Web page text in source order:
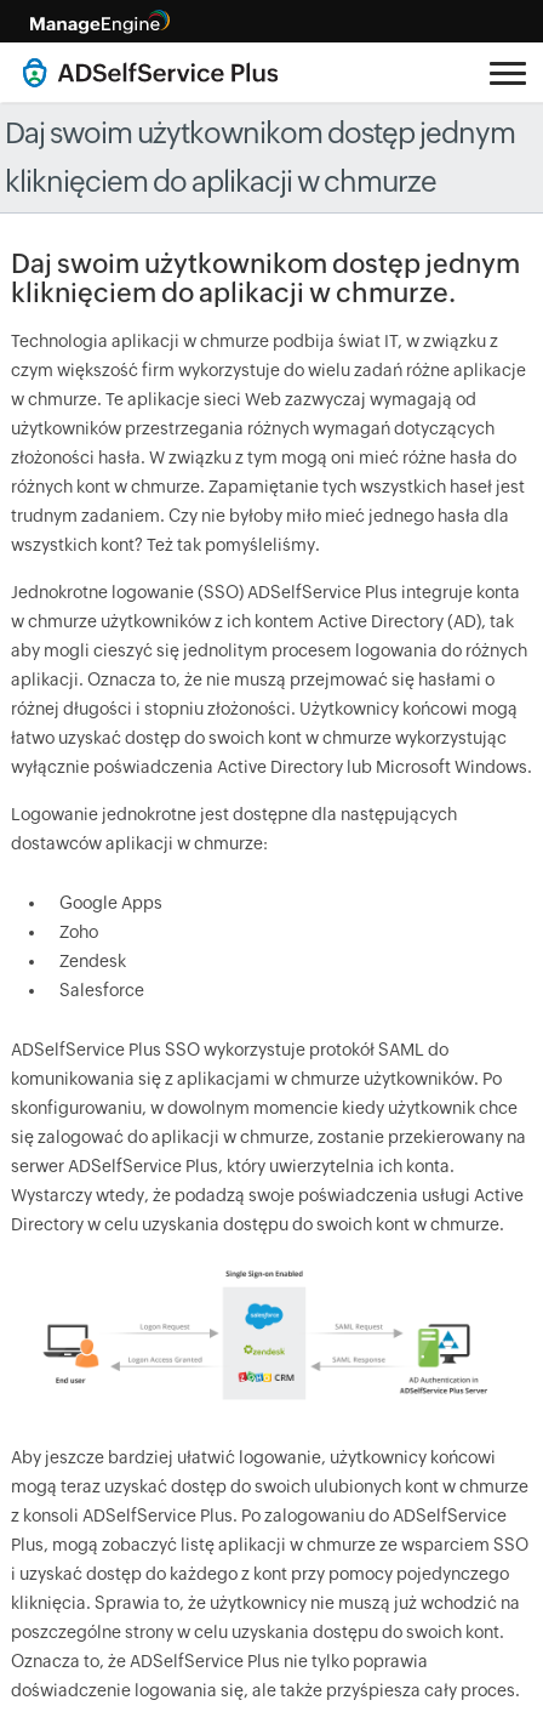
Daj swoim użytkownikom dostęp jednym
kliknięciem do aplikacji w chmurze
Daj swoim użytkownikom dostęp jednym
kliknięciem do aplikacji w chmurze.
Technologia aplikacji w chmurze podbija świat IT, w związku z
czym większość firm wykorzystuje do wielu zadań różne aplikacje
w chmurze. Te aplikacje sieci Web zazwyczaj wymagają od
użytkowników przestrzegania różnych wymagań dotyczących
złożoności hasła. W związku z tym mogą oni mieć różne hasła do
różnych kont w chmurze. Zapamiętanie tych wszystkich haseł jest
trudnym zadaniem. Czy nie byłoby miło mieć jednego hasła dla
wszystkich kont? Też tak pomyśleliśmy.
Jednokrotne logowanie (SSO) ADSelfService Plus integruje konta
w chmurze użytkowników z ich kontem Active Directory (AD), tak
aby mogli cieszyć się jednolitym procesem logowania do różnych
aplikacji. Oznacza to, że nie muszą przejmować się hasłami o
różnej długości i stopniu złożoności. Użytkownicy końcowi mogą
łatwo uzyskać dostęp do swoich kont w chmurze wykorzystując
wyłącznie poświadczenia Active Directory lub Microsoft Windows.
Logowanie jednokrotne jest dostępne dla następujących
dostawców aplikacji w chmurze:
Google Apps
Zoho
Zendesk
Salesforce
ADSelfService Plus SSO wykorzystuje protokół SAML do
komunikowania się z aplikacjami w chmurze użytkowników. Po
skonfigurowaniu, w dowolnym momencie kiedy użytkownik chce
się zalogować do aplikacji w chmurze, zostanie przekierowany na
serwer ADSelfService Plus, który uwierzytelnia ich konta.
Wystarczy wtedy, że podadzą swoje poświadczenia usługi Active
Directory w celu uzyskania dostępu do swoich kont w chmurze.
Aby jeszcze bardziej ułatwić logowanie, użytkownicy końcowi
mogą teraz uzyskać dostęp do swoich ulubionych kont w chmurze
z konsoli ADSelfService Plus. Po zalogowaniu do ADSelfService
Plus, mogą zobaczyć listę aplikacji w chmurze ze wsparciem SSO
i uzyskać dostęp do każdego z kont przy pomocy pojedynczego
kliknięcia. Sprawia to, że użytkownicy nie muszą już wchodzić na
poszczególne strony w celu uzyskania dostępu do swoich kont.
Oznacza to, że ADSelfService Plus nie tylko poprawia
doświadczenie logowania się, ale także przyśpiesza cały proces.